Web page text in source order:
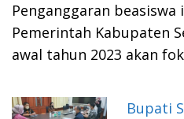
Penganggaran
Pemerintah Kabupaten
awal tahun 2023 akan
Bupati